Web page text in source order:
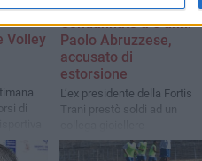
Volley
di
Condannato a 5 anni
Paolo Abruzzese,
accusato di
estorsione
L’ex presidente della Fortis
Trani prestò soldi ad un